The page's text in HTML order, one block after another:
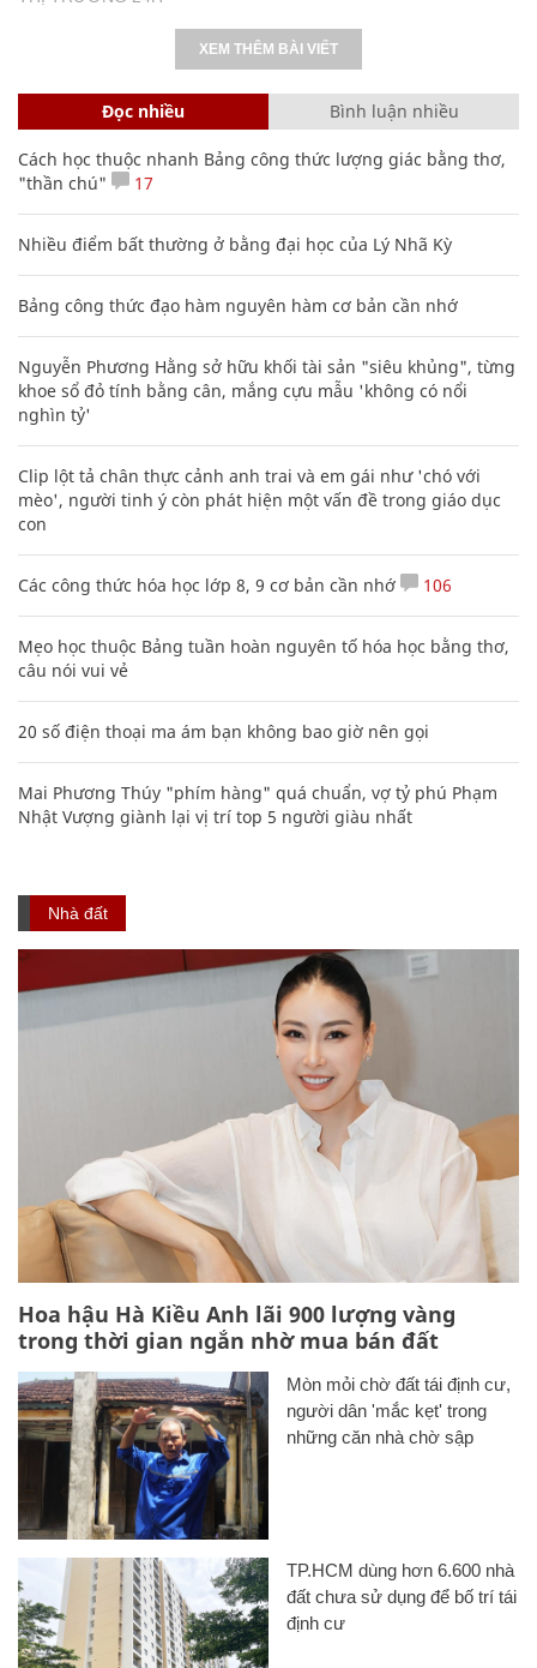
XEM THÊM BÀI VIẾT
Đọc nhiều Bình luận nhiều
Cách học thuộc nhanh Bảng công thức lượng giác bằng thơ,
"thần chú"
17
Nhiều điểm bất thường ở bằng đại học của Lý Nhã Kỳ
Bảng công thức đạo hàm nguyên hàm cơ bản cần nhớ
Nguyễn Phương Hằng sở hữu khối tài sản "siêu khủng", từng
khoe sổ đỏ tính bằng cân, mắng cựu mẫu 'không có nổi
nghìn tỷ'
Clip lột tả chân thực cảnh anh trai và em gái như 'chó với
mèo', người tinh ý còn phát hiện một vấn đề trong giáo dục
con
Các công thức hóa học lớp 8, 9 cơ bản cần nhớ 106
Mẹo học thuộc Bảng tuần hoàn nguyên tố hóa học bằng thơ,
câu nói vui vẻ
20 số điện thoại ma ám bạn không bao giờ nên gọi
Mai Phương Thúy "phím hàng" quá chuẩn, vợ tỷ phú Phạm
Nhật Vượng giành lại vị trí top 5 người giàu nhất
Nhà đất
Hoa hậu Hà Kiều Anh lãi 900 lượng vàng
trong thời gian ngắn nhờ mua bán đất
Mòn mỏi chờ đất tái định cư,
người dân 'mắc kẹt' trong
những căn nhà chờ sập
TP.HCM dùng hơn 6.600 nhà
đất chưa sử dụng để bố trí tái
định cư